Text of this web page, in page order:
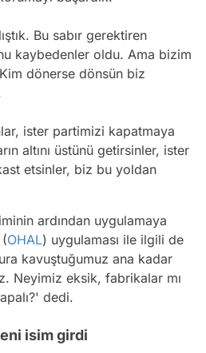
Bu sabır gerektiren
kaybedenler oldu. Ama bizim
dönerse dönsün biz
ister partimizi kapatmaya
altını üstünü getirsinler, ister
etsinler, biz bu yoldan
ardından uygulamaya
OHAL) uygulaması ile ilgili de
kavuştuğumuz ana kadar
Neyimiz eksik, fabrikalar mı
dedi.
isim girdi